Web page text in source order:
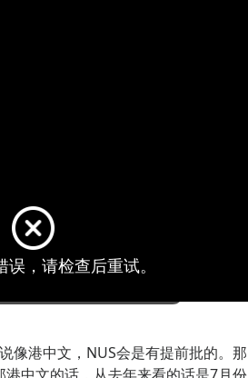
像港中文，NUS会是有提前批的。那